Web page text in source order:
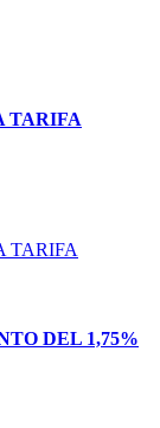
TARIFA
DEL 1,75%